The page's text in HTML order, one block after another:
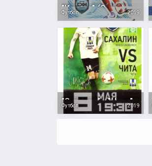
"Иртыш" (Омск) - "Сахалин"
Футбол 2019
"Сахалин" - "Чита"
Футбол 2019